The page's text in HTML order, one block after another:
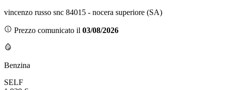
vincenzo russo snc 84015 - nocera superiore (SA)
Prezzo comunicato il 03/08/2026
Benzina
SELF